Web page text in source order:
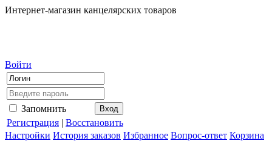
Интернет-магазин канцелярских товаров
Войти
Запомнить
Регистрация | Восстановить
Настройки История заказов Избранное Вопрос-ответ Корзина